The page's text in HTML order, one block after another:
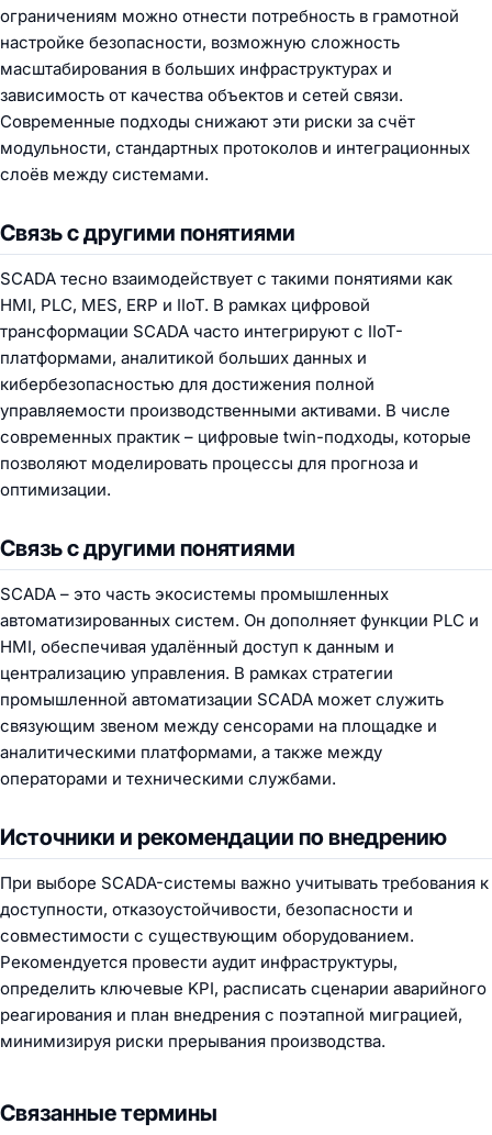
ограничениям можно отнести потребность в грамотной
настройке безопасности, возможную сложность
масштабирования в больших инфраструктурах и
зависимость от качества объектов и сетей связи.
Современные подходы снижают эти риски за счёт
модульности, стандартных протоколов и интеграционных
слоёв между системами.
Связь с другими понятиями
SCADA тесно взаимодействует с такими понятиями как
HMI, PLC, MES, ERP и IIoT. В рамках цифровой
трансформации SCADA часто интегрируют с IIoT-
платформами, аналитикой больших данных и
кибербезопасностью для достижения полной
управляемости производственными активами. В числе
современных практик – цифровые twin-подходы, которые
позволяют моделировать процессы для прогноза и
оптимизации.
Связь с другими понятиями
SCADA – это часть экосистемы промышленных
автоматизированных систем. Он дополняет функции PLC и
HMI, обеспечивая удалённый доступ к данным и
централизацию управления. В рамках стратегии
промышленной автоматизации SCADA может служить
связующим звеном между сенсорами на площадке и
аналитическими платформами, а также между
операторами и техническими службами.
Источники и рекомендации по внедрению
При выборе SCADA-системы важно учитывать требования к
доступности, отказоустойчивости, безопасности и
совместимости с существующим оборудованием.
Рекомендуется провести аудит инфраструктуры,
определить ключевые KPI, расписать сценарии аварийного
реагирования и план внедрения с поэтапной миграцией,
минимизируя риски прерывания производства.
Связанные термины